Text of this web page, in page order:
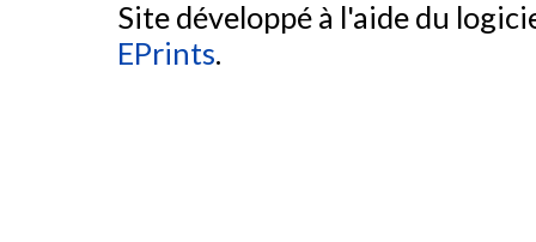
Site développé à l'aide du
EPrints.